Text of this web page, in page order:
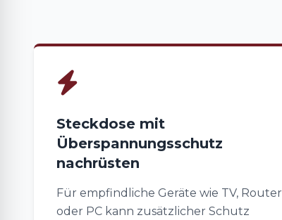
Steckdose mit
Überspannungsschutz
nachrüsten
Für empfindliche Geräte wie TV, Router
oder PC kann zusätzlicher Schutz